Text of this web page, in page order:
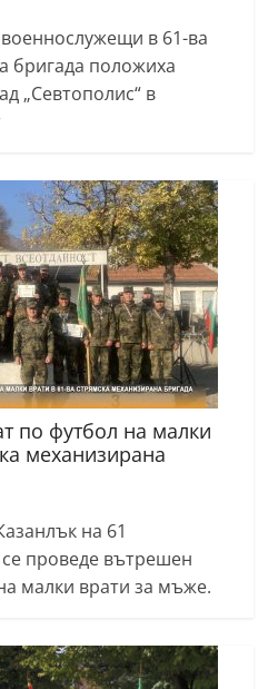
в 61-ва
бригада положиха
„Севтополис“ в
по футбол на малки
механизирана
на 61
проведе вътрешен
малки врати за мъже.